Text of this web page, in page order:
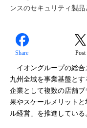
ンスのセキュリティ製品
Share Post
イオングループの総合
九州全域を事業基盤と
企業として複数の店舗
果やスケールメリット
ル経営」を推進している